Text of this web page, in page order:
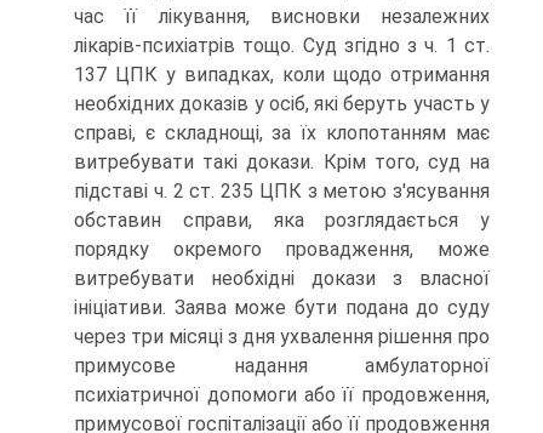
час її лікування, висновки незалежних
лікарів-психіатрів тощо. Суд згідно з ч. 1 ст.
137 ЦПК у випадках, коли щодо отримання
необхідних доказів у осіб, які беруть участь у
справі, є складнощі, за їх клопотанням має
витребувати такі докази. Крім того, суд на
підставі ч. 2 ст. 235 ЦПК з метою з'ясування
обставин справи, яка розглядається у
порядку окремого провадження, може
витребувати необхідні докази з власної
ініціативи. Заява може бути подана до суду
через три місяці з дня ухвалення рішення про
примусове надання ам­булаторної
психіатричної допомоги або її продовження,
примусової госпіталізації або її продовження